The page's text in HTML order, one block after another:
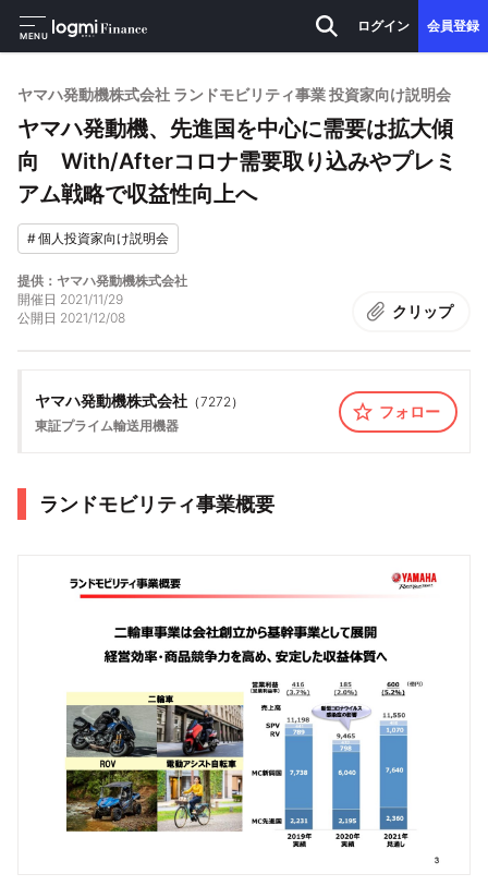
MENU
ログイン 会員登録
ヤマハ発動機株式会社 ランドモビリティ事業 投資家向け説明会
ヤマハ発動機、先進国を中心に需要は拡大傾
向 With/Afterコロナ需要取り込みやプレミ
アム戦略で収益性向上へ
#個人投資家向け説明会
提供：ヤマハ発動機株式会社
開催日 2021/11/29
公開日 2021/12/08 クリップ
ヤマハ発動機株式会社 （7272）
東証プライム輸送用機器
フォロー
ランドモビリティ事業概要